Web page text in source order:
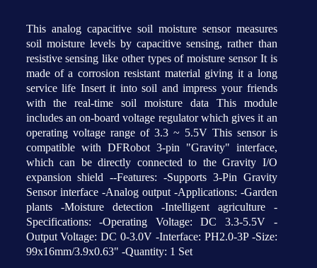
This analog capacitive soil moisture sensor measures
soil moisture levels by capacitive sensing, rather than
resistive sensing like other types of moisture sensor It is
made of a corrosion resistant material giving it a long
service life Insert it into soil and impress your friends
with the real-time soil moisture data This module
includes an on-board voltage regulator which gives it an
operating voltage range of 3.3 ~ 5.5V This sensor is
compatible with DFRobot 3-pin "Gravity" interface,
which can be directly connected to the Gravity I/O
expansion shield --Features: -Supports 3-Pin Gravity
Sensor interface -Analog output -Applications: -Garden
plants -Moisture detection -Intelligent agriculture -
Specifications: -Operating Voltage: DC 3.3-5.5V -
Output Voltage: DC 0-3.0V -Interface: PH2.0-3P -Size:
99x16mm/3.9x0.63" -Quantity: 1 Set